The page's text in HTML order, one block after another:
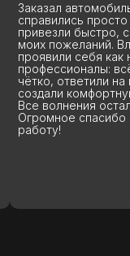
Заказал
справились
привезли быстро,
моих пожеланий.
проявили себя как
профессионалы:
чётко, ответили
создали
Все волнения
Огромное спасибо
работу!